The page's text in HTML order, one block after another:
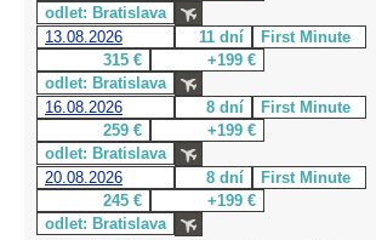
odlet: Bratislava
13.08.2026
11 dní
First Minute
315 €
+199 €
odlet: Bratislava
16.08.2026
8 dní
First Minute
259 €
+199 €
odlet: Bratislava
20.08.2026
8 dní
First Minute
245 €
+199 €
odlet: Bratislava